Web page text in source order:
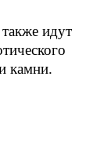
идут
камни.